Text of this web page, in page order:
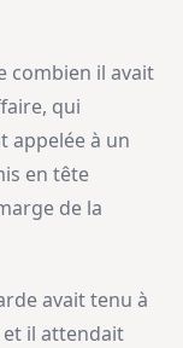
combien il avait
qui
appelée à un
en tête
de la
avait tenu à
et il attendait